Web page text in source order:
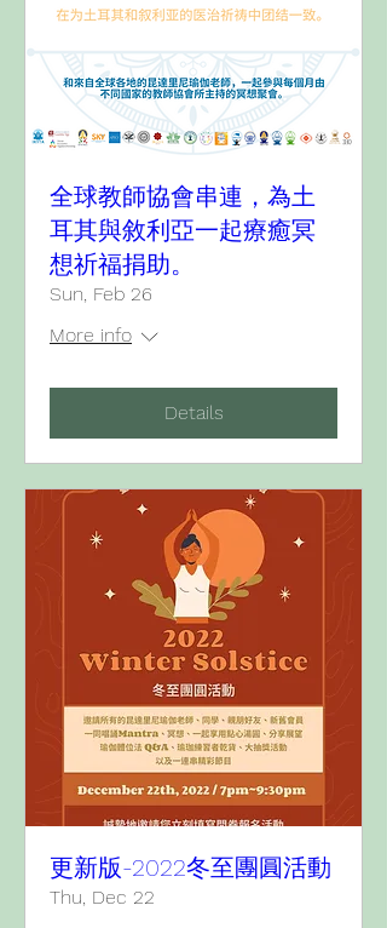
全球教師協會串連，為土
耳其與敘利亞一起療癒冥
想祈福捐助。
Sun, Feb 26
More info
Details
更新版-2022冬至團圓活動
Thu, Dec 22